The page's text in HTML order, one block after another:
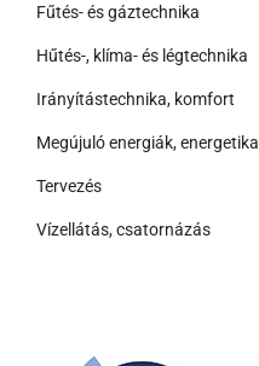
Fűtés- és gáztechnika
Hűtés-, klíma- és légtechnika
Irányítástechnika, komfort
Megújuló energiák, energetika
Tervezés
Vízellátás, csatornázás